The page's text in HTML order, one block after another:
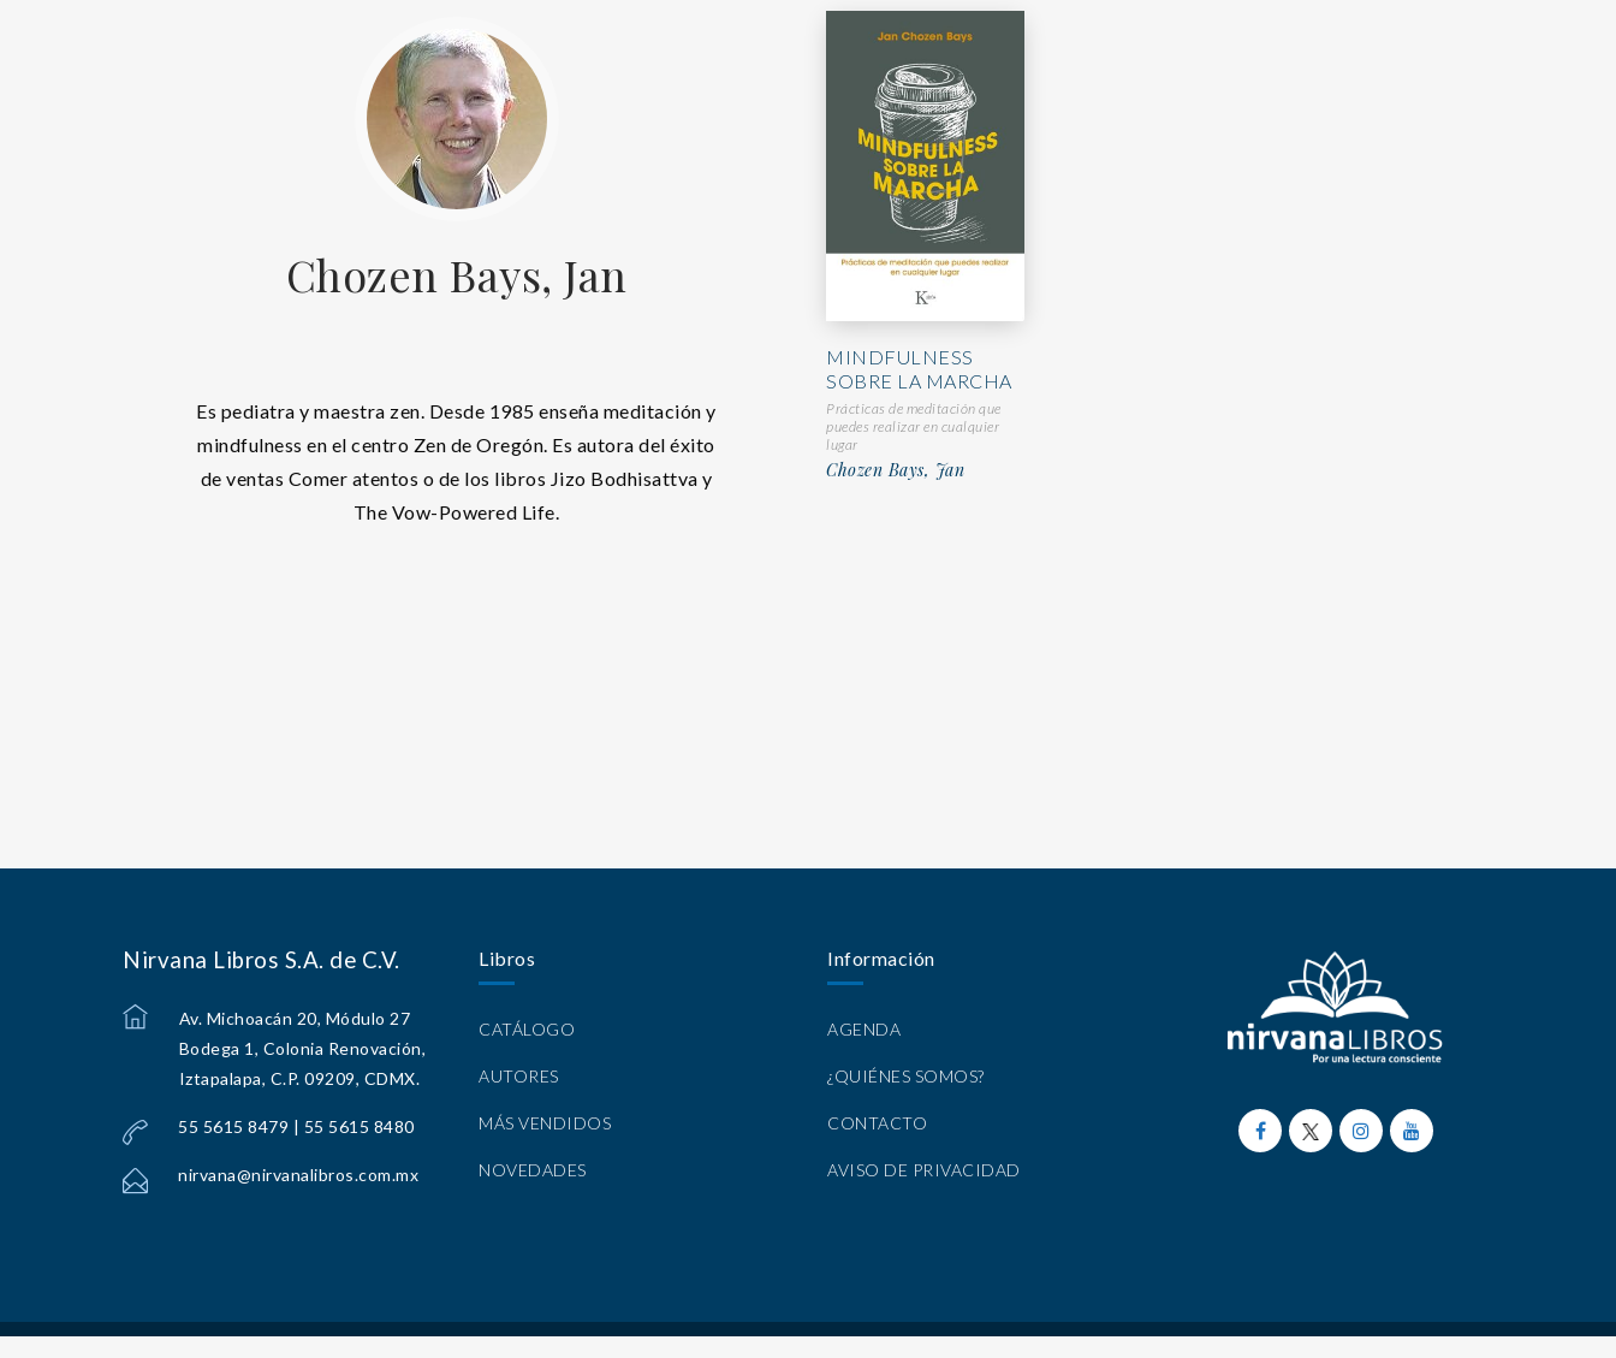
Chozen Bays, Jan
Es pediatra y maestra zen. Desde 1985 enseña meditación y
mindfulness en el centro Zen de Oregón. Es autora del éxito
de ventas Comer atentos o de los libros Jizo Bodhisattva y
The Vow-Powered Life.
MINDFULNESS
SOBRE LA MARCHA
Prácticas de meditación que
puedes realizar en cualquier
lugar
Chozen Bays, Jan
Nirvana Libros S.A. de C.V.
Av. Michoacán 20, Módulo 27
Bodega 1, Colonia Renovación,
Iztapalapa, C.P. 09209, CDMX.
55 5615 8479 | 55 5615 8480
nirvana@nirvanalibros.com.mx
Libros
CATÁLOGO
AUTORES
MÁS VENDIDOS
NOVEDADES
Información
AGENDA
¿QUIÉNES SOMOS?
CONTACTO
AVISO DE PRIVACIDAD